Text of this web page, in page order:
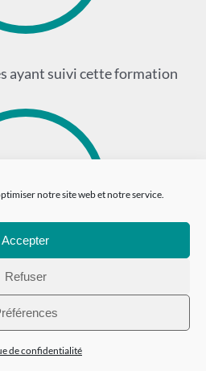
notre site web et notre service.
Accepter
Refuser
de confidentialité
ayant suivi cette formation
15
stages effectués